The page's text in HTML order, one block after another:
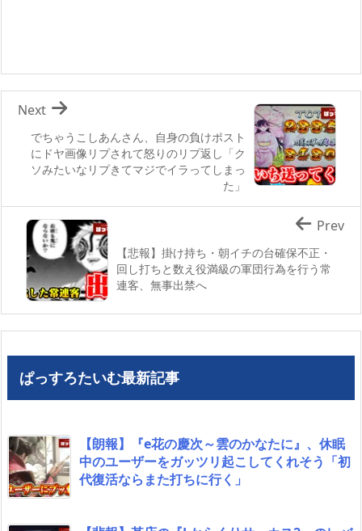
でちゃうこしあんさん、自身の負けポスト
にドヤ画像リプされて怒りのリプ返し「ク
ソみたいなリプきてマジでイラってしまっ
た」
Next
【悲報】掛け持ち・朝イチの台確保不正・
回し打ちと数え役満級の軍団行為を行う常
連客、無事出禁へ
Prev
ぱっすろたいむ最新記事
【朗報】『e花の慶次～雲のかなたに』、休眠
中のユーザーをガッツリ起こしてくれそう「初
代復活ならまた打ちに行く」